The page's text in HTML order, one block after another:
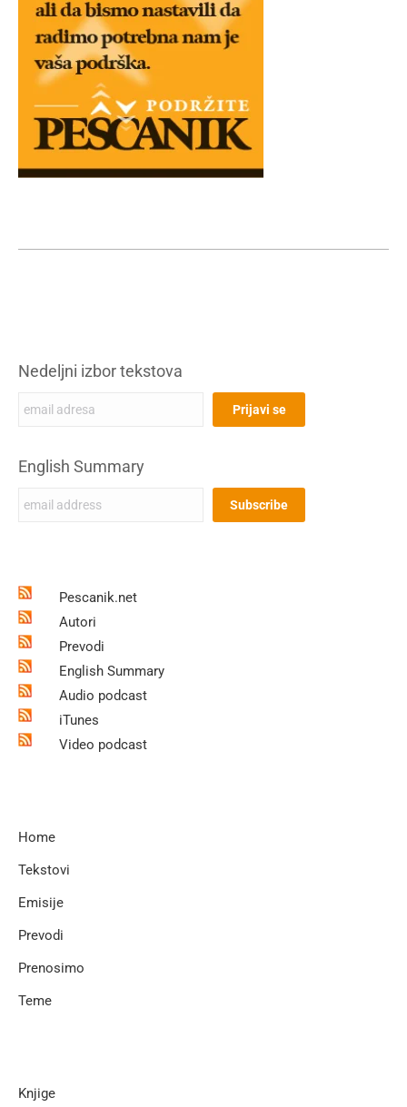
Nedeljni izbor tekstova
English Summary
Pescanik.net
Autori
Prevodi
English Summary
Audio podcast
iTunes
Video podcast
Home
Tekstovi
Emisije
Prevodi
Prenosimo
Teme
Knjige